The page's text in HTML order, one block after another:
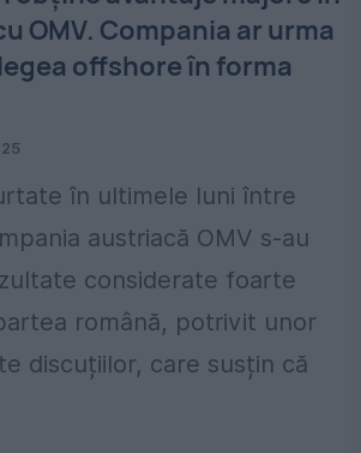
OMV. Compania ar urma
offshore în forma
în ultimele luni între
austriacă OMV s-au
considerate foarte
română, potrivit unor
discuțiilor, care susțin că